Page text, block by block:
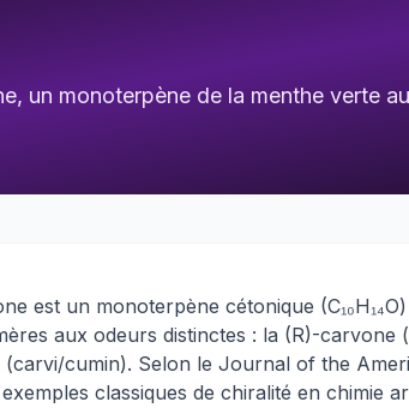
un monoterpène de la menthe verte
est un monoterpène cétonique
aux odeurs distinctes : la (R)-carvone
cumin). Selon le Journal of the
classiques de chiralité en chimie